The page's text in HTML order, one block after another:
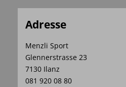
Adresse
Menzli Sport
Glennerstrasse 23
7130 Ilanz
081 920 08 80